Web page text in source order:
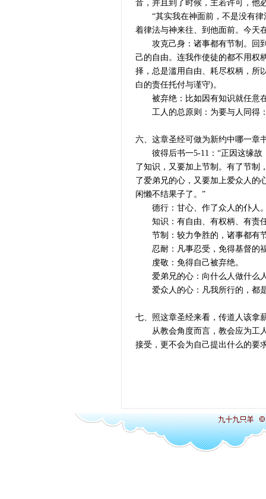
音，并且到了时候，主若许可，他
“其实我在神面前，不是没有律
着律法与神来往、到他面前。今天
攻克己身：诸事都有节制。回到
己的自由。连我作使徒的都不用权
择，总是滥用自由、耗尽权柄，所
白的责任托付与谨守)。
被弃绝：比如因有知识就任意在
工人的总原则：为要与人同得：
六、这章圣经可做为新约中哪一章
彼得后书一5-11：“正因这缘故
了知识，又要加上节制。有了节制
了爱弟兄的心，又要加上爱众人的
闲懒不结果子了。”
德行：甘心、作了众人的仆人
知识：有自由、有权柄、有责
节制：较力争胜的，诸事都有
忍耐：凡事忍受，免得基督的
虔敬：免得自己被弃绝。
爱弟兄的心：向什么人做什么
爱众人的心：凡我所行的，都是
七、照这章圣经来看，传道人该拿
从教会角度而言，教会应为工人
接受，更不会为自己提出什么的要